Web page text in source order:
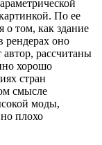
По ее
о том, как здание
рендерах оно
рассчитаны
хорошо
стран
смысле
моды,
плохо